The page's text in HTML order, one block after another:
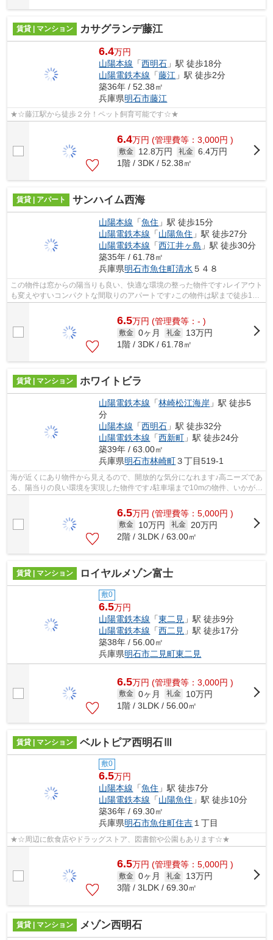
賃貸 | マンション カサグランデ藤江
6.4万円
山陽本線 「西明石 」駅 徒歩18分
山陽電鉄本線 「藤江 」駅 徒歩2分
築36年 / 52.38㎡
兵庫県明石市藤江
★☆藤江駅から徒歩２分！ペット飼育可能です☆★
6.4万円 (管理費等：3,000円 )
敷金 12.8万円 礼金 6.4万円
1階 / 3DK / 52.38㎡
賃貸 | アパート サンハイム西海
山陽本線 「魚住 」駅 徒歩15分
山陽電鉄本線 「山陽魚住 」駅 徒歩27分
山陽電鉄本線 「西江井ヶ島 」駅 徒歩30分
築35年 / 61.78㎡
兵庫県明石市魚住町清水 ５４８
この物件は窓からの陽当りも良い、快適な環境の整った物件です♪レイアウト
も変えやすいコンパクトな間取りのアパートです♪この物件は駅まで徒歩15
6.5万円 (管理費等：- )
敷金 0ヶ月 礼金
13万円
1階 / 3DK / 61.78㎡
賃貸 | マンション ホワイトビラ
山陽電鉄本線 「林崎松江海岸 」駅 徒歩5
分
山陽本線 「西明石 」駅 徒歩32分
山陽電鉄本線 「西新町 」駅 徒歩24分
築39年 / 63.00㎡
兵庫県明石市林崎町３丁目519-1
海が近くにあり物件から見えるので、開放的な気分になれます♪高ニーズであ
る、陽当りの良い環境を実現した物件です♪駐車場まで10mの物件、いかがで
6.5万円 (管理費等：5,000円 )
敷金 10万円 礼金
20万円
2階 / 3LDK / 63.00㎡
賃貸 | マンション ロイヤルメゾン富士
敷0
6.5万円
山陽電鉄本線 「東二見 」駅 徒歩9分
山陽電鉄本線 「西二見 」駅 徒歩17分
築38年 / 56.00㎡
兵庫県明石市二見町東二見
6.5万円 (管理費等：3,000円 )
敷金 0ヶ月 礼金
10万円
1階 / 3LDK / 56.00㎡
賃貸 | マンション ベルトピア西明石Ⅲ
敷0
6.5万円
山陽本線 「魚住 」駅 徒歩7分
山陽電鉄本線 「山陽魚住 」駅 徒歩10分
築36年 / 69.30㎡
兵庫県明石市魚住町住吉 １丁目
★☆周辺に飲食店やドラッグストア、図書館や公園もあります☆★
6.5万円 (管理費等：5,000円 )
敷金 0ヶ月 礼金
13万円
3階 / 3LDK / 69.30㎡
賃貸 | マンション メゾン西明石